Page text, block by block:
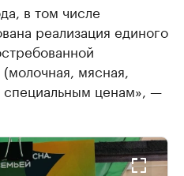
в том числе
реализация единого
мясная,
специальным ценам», —